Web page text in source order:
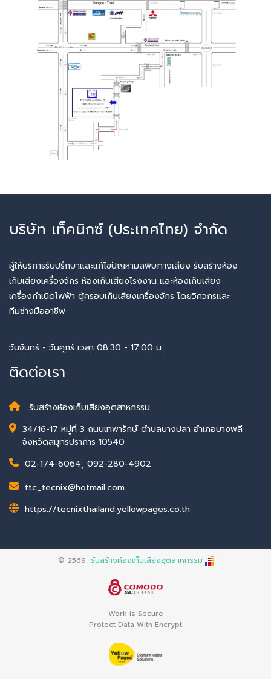
บริษัท เท็คนิกซ์ (ประเทศไทย) จำกัด
ผู้ให้บริการรับปรึกษาและแก้ไขปัญหามลพิษทางเสียง รับสร้างห้อง
เก็บเสียงเครื่องจักร ห้องเก็บเสียงโรงงาน และห้องเก็บเสียง
เครื่องกำเนิดไฟฟ้า ตู้ครอบเก็บเสียงเครื่องจักร โดยวิศวกรและ
ทีมช่างมืออาชีพ
วันจันทร์ - วันศุกร์ เวลา 08:30 - 17:00 น.
ติดต่อเรา
รับสร้างห้องเก็บเสียงอุตสาหกรรม
34/16-17 หมู่ที่ 3 ถนนเทพารักษ์ ตำบลบางปลา อำเภอบางพลี
จังหวัดสมุทรปราการ 10540
02-174-6064, 092-280-4902
ttc_tecnix@hotmail.com
https://tecnixthailand.yellowpages.co.th
© 2569 รับสร้างห้องเก็บเสียงอุตสาหกรรม
Work is Secure
Protect Data With Encrypt